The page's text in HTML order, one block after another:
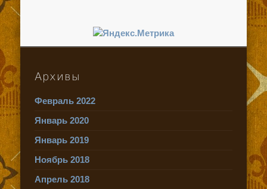
Архивы
Февраль 2022
Январь 2020
Январь 2019
Ноябрь 2018
Апрель 2018